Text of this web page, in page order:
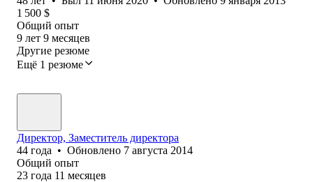
1 500 $
Общий опыт
9 лет 9 месяцев
Другие резюме
Ещё 1 резюме
Директор, Заместитель директора
44 года • Обновлено 7 августа 2014
Общий опыт
23 года 11 месяцев